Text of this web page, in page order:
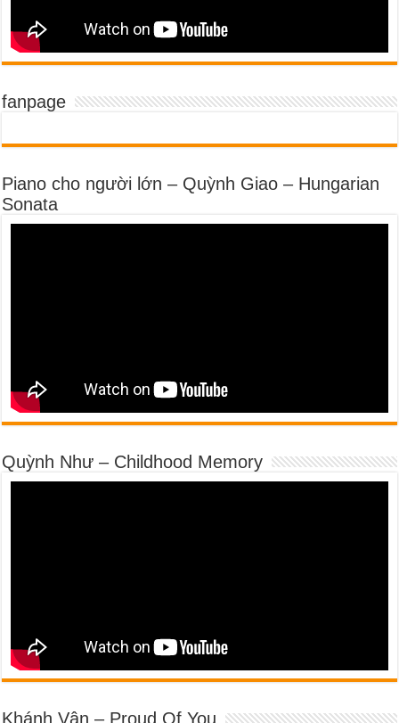
fanpage
Piano cho người lớn – Quỳnh Giao – Hungarian
Sonata
Quỳnh Như – Childhood Memory
Khánh Vân – Proud Of You